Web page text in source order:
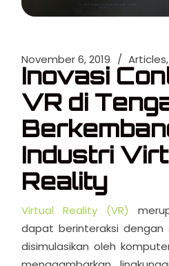
November 6, 2019 Articles
Inovasi
VR di
Industri
Reality
Virtual Reality (VR)
dapat berinteraksi dengan
disimulasikan oleh